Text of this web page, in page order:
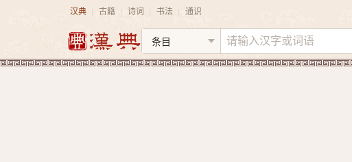
汉典 古籍 诗词 书法 通识